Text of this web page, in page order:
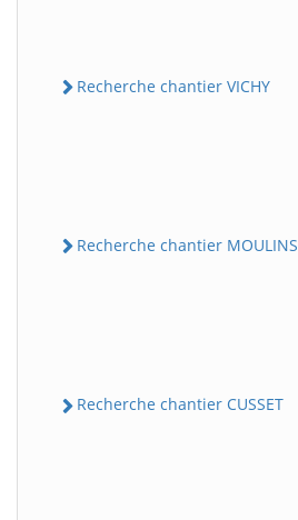
Recherche chantier VICHY
Recherche chantier MOULINS
Recherche chantier CUSSET